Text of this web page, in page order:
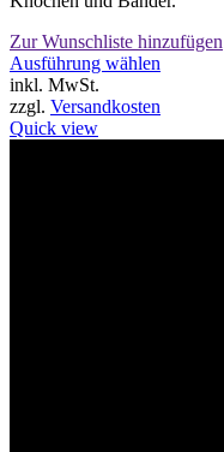
Zur Wunschliste hinzufügen
Ausführung wählen
inkl. MwSt.
zzgl. Versandkosten
Quick view